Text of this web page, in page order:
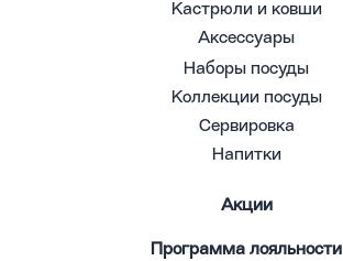
Кастрюли и ковши
Аксессуары
Наборы посуды
Коллекции посуды
Сервировка
Напитки
Акции
Программа лояльности